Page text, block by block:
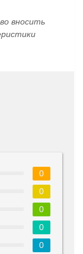
вносить
0
0
0
0
0